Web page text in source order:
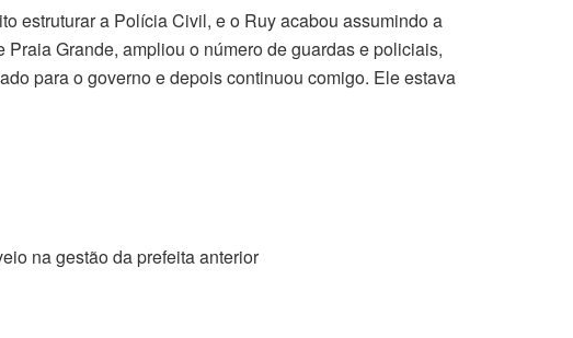
estruturar a Polícia Civil, e o Ruy acabou assumindo a
Grande, ampliou o número de guardas e policiais,
para o governo e depois continuou comigo. Ele estava
na gestão da prefeita anterior